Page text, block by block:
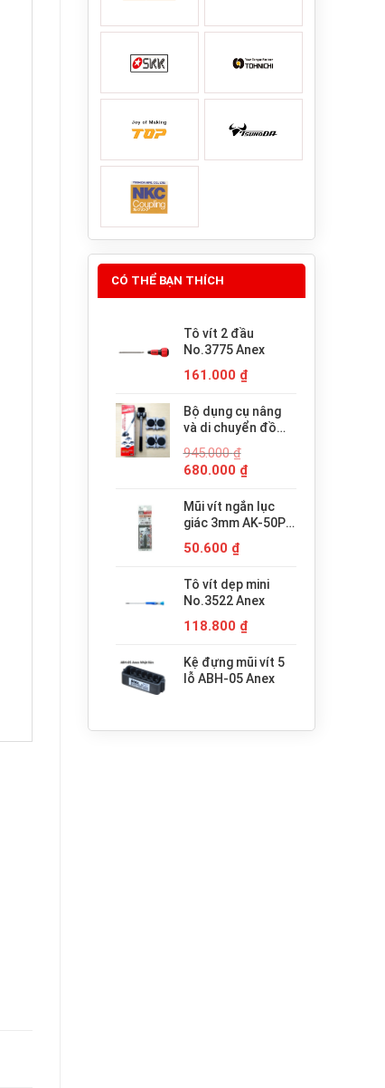
CÓ THỂ BẠN THÍCH
Tô vít 2 đầu
No.3775 Anex
161.000 ₫
Bộ dụng cụ nâng
và di chuyển đồ
minh PICUS LP-
200N
945.000₫
Giá
là:
945.000 ₫.
680.000 ₫Giá
tại
là:
Mũi vít ngắn lục
giác 3mm AK-50P-
50.600 ₫
Tô vít dẹp mini
No.3522 Anex
118.800 ₫
Kệ đựng mũi vít 5
lỗ ABH-05 Anex